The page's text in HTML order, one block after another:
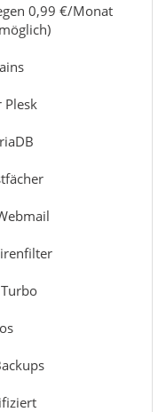
0,99 €/Monat
Plesk